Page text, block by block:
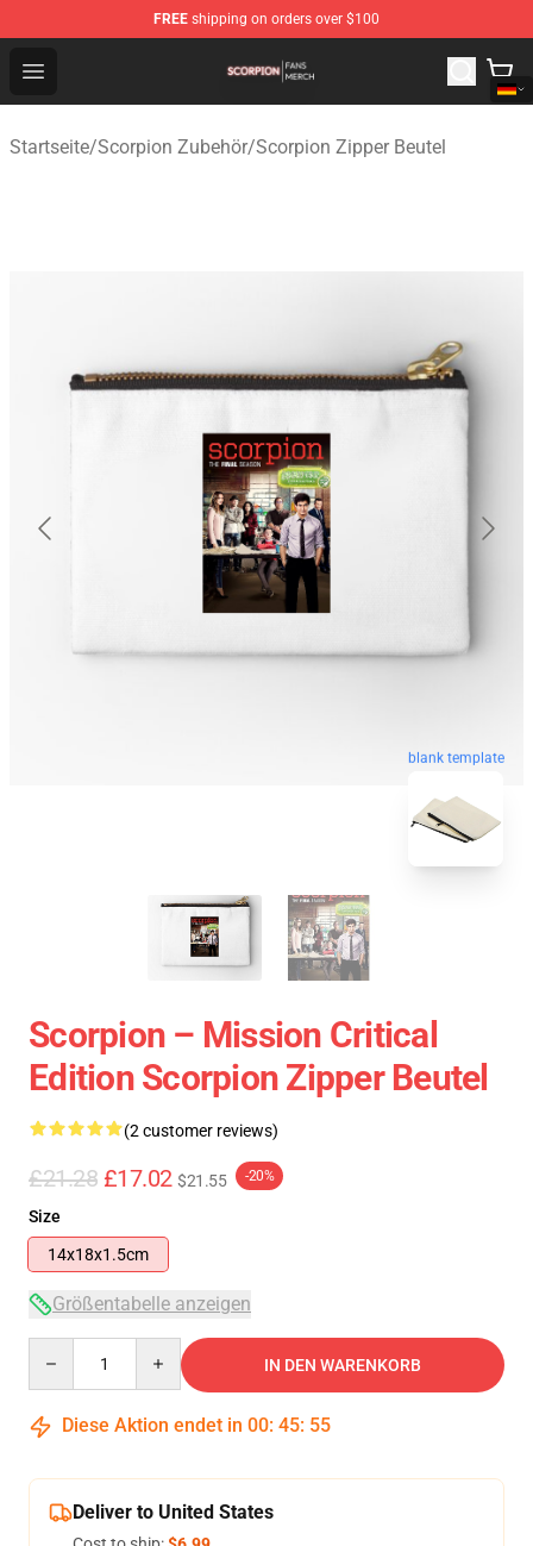
FREE shipping on orders over $100
Open menu
Scorpion Shop - Official Scorpion Merchandise Store
Startseite/Scorpion Zubehör/Scorpion Zipper Beutel
blank template
Scorpion – Mission Critical
Edition Scorpion Zipper Beutel
(2 customer reviews)
£21.28 £17.02 $21.55 -20%
Size
14x18x1.5cm
Größentabelle anzeigen
IN DEN WARENKORB
Diese Aktion endet in 00: 45: 54
Deliver to United States